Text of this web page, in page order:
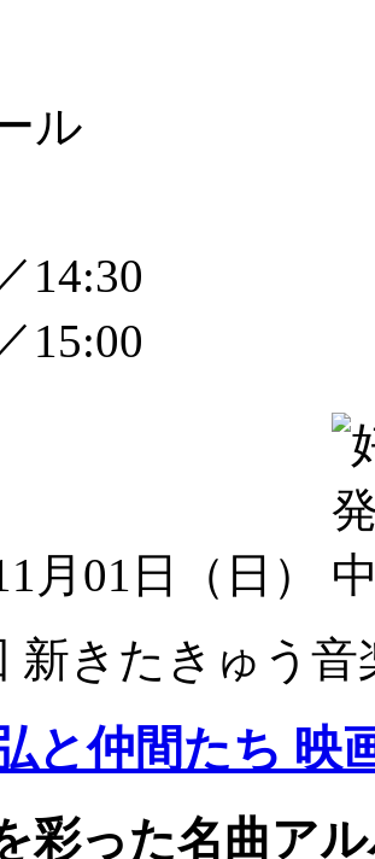
ル
14:30
15:00
月01日（日）
新きたきゅう音
と仲間たち 映
彩った名曲ア